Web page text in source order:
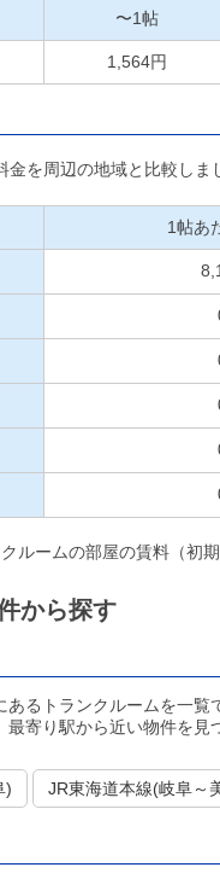
〜1帖
1,564円
を周辺の地域と比較しま
1帖あ
ルームの部屋の賃料（初
から探す
るトランクルームを一
寄り駅から近い物件を見
) JR東海道本線(岐阜～